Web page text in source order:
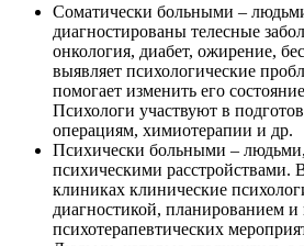
Соматически больными –
диагностированы телесные
онкология, диабет, ожирение,
выявляет психологические
помогает изменить его
Психологи участвуют в
операциям, химиотерапии и др.
Психически больными –
психическими расстройствами.
клиниках клинические
диагностикой, планированием
психотерапевтических